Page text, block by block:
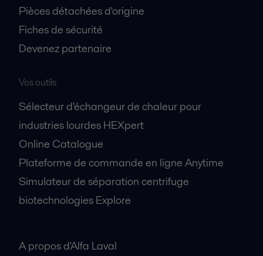
Pièces détachées d'origine
Fiches de sécurité
Devenez partenaire
Vos outils
Sélecteur d'échangeur de chaleur pour
industries lourdes HEXpert
Online Catalogue
Plateforme de commande en ligne Anytime
Simulateur de séparation centrifuge
biotechnologies Explore
A propos d'Alfa Laval